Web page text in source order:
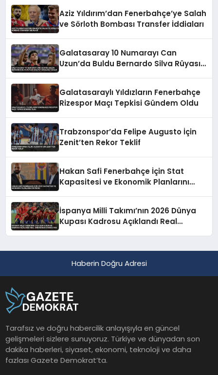
Aziz Yıldırım’dan Fenerbahçe’ye Salah
ve Sörloth Bombası Transfer İddiaları
Galatasaray 10 Numarayı Can
Uzun’da Buldu Bernardo Silva Rüyası
Galatasaraylı Yıldızların Fenerbahçe
Rizespor Maçı Tepkisi Gündem Oldu
Trabzonspor’da Felipe Augusto İçin
Zenit’ten Rekor Teklif
Hakan Safi Fenerbahçe İçin Stat
Kapasitesi ve Ekonomik Planlarını
İspanya Milli Takımı’nın 2026 Dünya
Kupası Kadrosu Açıklandı Real
Haberin Doğru Adresi
Tarafsız ve doğru habercilik anlayışıyla en güncel
gelişmeleri sizlere sunuyoruz. Türkiye ve dünyadan son
dakika haberleri, siyaset, ekonomi, teknoloji ve daha
fazlası Gazete Demokrat’ta.